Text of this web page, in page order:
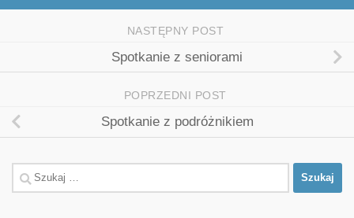
NASTĘPNY POST
Spotkanie z seniorami
POPRZEDNI POST
Spotkanie z podróżnikiem
Szukaj: